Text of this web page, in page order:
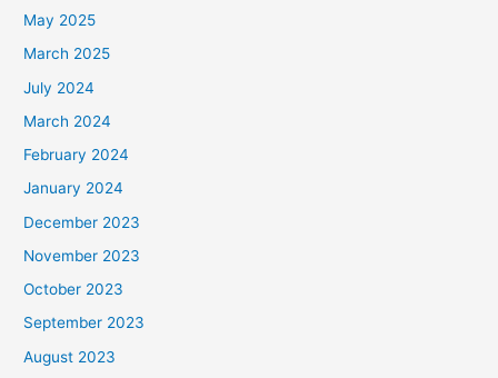
May 2025
March 2025
July 2024
March 2024
February 2024
January 2024
December 2023
November 2023
October 2023
September 2023
August 2023